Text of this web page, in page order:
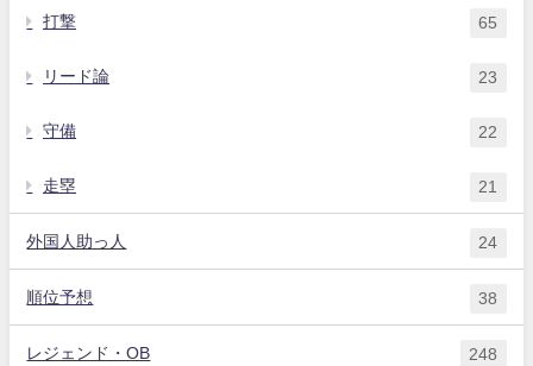
打撃 65
リード論 23
守備 22
走塁 21
外国人助っ人 24
順位予想 38
レジェンド・OB 248